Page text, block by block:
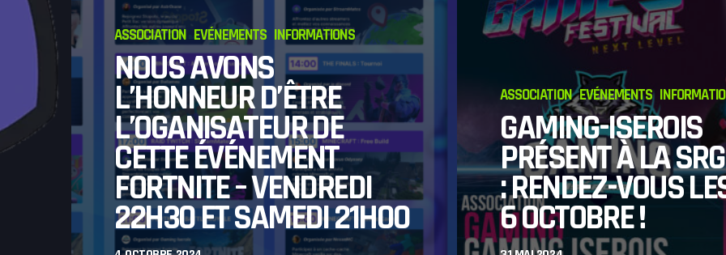
2025 12 DÉCEMBRE 2024
ASSOCIATION EVÉNEMENTS INFORMATIONS
NOUS AVONS
L’HONNEUR D’ÊTRE
L’OGANISATEUR DE
CETTE ÉVÉNEMENT
FORTNITE – VENDREDI
22H30 ET SAMEDI 21H00
ASSOCIATION EVÉNEMENTS
GAMING-ISEROIS
PRÉSENT À LA
: RENDEZ-VOUS
6 OCTOBRE !